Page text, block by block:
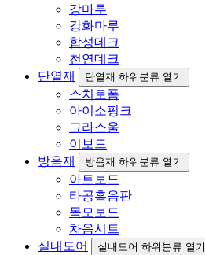
강마루
강화마루
합성데크
천연데크
단열재
단열재 하위분류 열기
스치로폼
아이소핑크
그라스울
이보드
방음재
방음재 하위분류 열기
아트보드
타공흡음판
목모보드
차음시트
실내도어
실내도어 하위분류 열기